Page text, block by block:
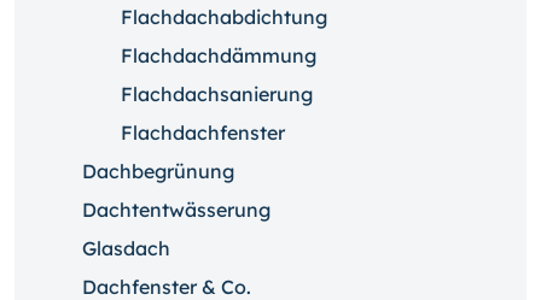
Flachdachabdichtung
Flachdachdämmung
Flachdachsanierung
Flachdachfenster
Dachbegrünung
Dachtentwässerung
Glasdach
Dachfenster & Co.